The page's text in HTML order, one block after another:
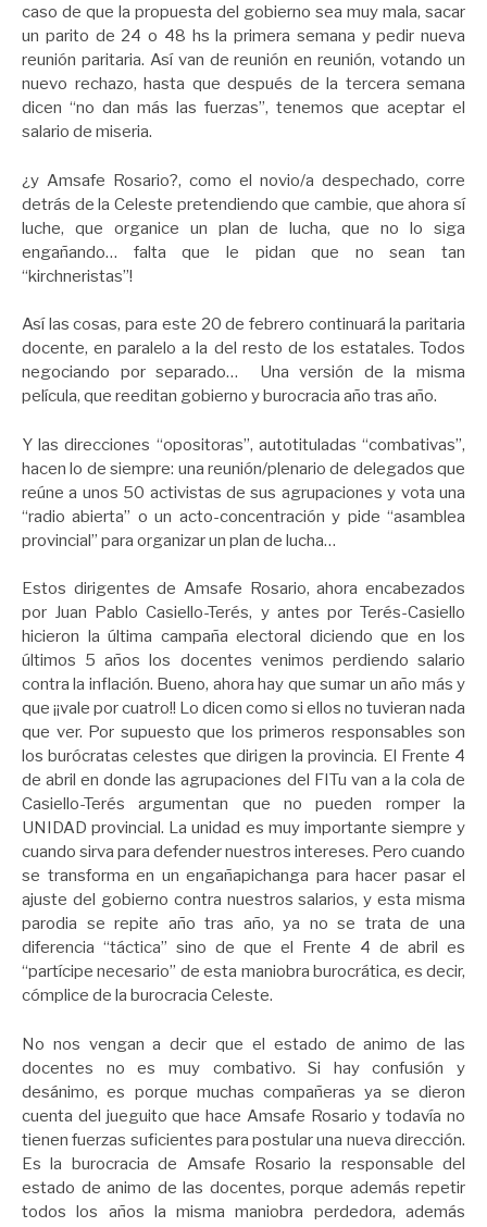
caso de que la propuesta del gobierno sea muy mala, sacar
un parito de 24 o 48 hs la primera semana y pedir nueva
reunión paritaria. Así van de reunión en reunión, votando un
nuevo rechazo, hasta que después de la tercera semana
dicen “no dan más las fuerzas”, tenemos que aceptar el
salario de miseria.
¿y Amsafe Rosario?, como el novio/a despechado, corre
detrás de la Celeste pretendiendo que cambie, que ahora sí
luche, que organice un plan de lucha, que no lo siga
engañando… falta que le pidan que no sean tan
“kirchneristas”!
Así las cosas, para este 20 de febrero continuará la paritaria
docente, en paralelo a la del resto de los estatales. Todos
negociando por separado… Una versión de la misma
película, que reeditan gobierno y burocracia año tras año.
Y las direcciones “opositoras”, autotituladas “combativas”,
hacen lo de siempre: una reunión/plenario de delegados que
reúne a unos 50 activistas de sus agrupaciones y vota una
“radio abierta” o un acto-concentración y pide “asamblea
provincial” para organizar un plan de lucha…
Estos dirigentes de Amsafe Rosario, ahora encabezados
por Juan Pablo Casiello-Terés, y antes por Terés-Casiello
hicieron la última campaña electoral diciendo que en los
últimos 5 años los docentes venimos perdiendo salario
contra la inflación. Bueno, ahora hay que sumar un año más y
que ¡¡vale por cuatro!! Lo dicen como si ellos no tuvieran nada
que ver. Por supuesto que los primeros responsables son
los burócratas celestes que dirigen la provincia. El Frente 4
de abril en donde las agrupaciones del FITu van a la cola de
Casiello-Terés argumentan que no pueden romper la
UNIDAD provincial. La unidad es muy importante siempre y
cuando sirva para defender nuestros intereses. Pero cuando
se transforma en un engañapichanga para hacer pasar el
ajuste del gobierno contra nuestros salarios, y esta misma
parodia se repite año tras año, ya no se trata de una
diferencia “táctica” sino de que el Frente 4 de abril es
“partícipe necesario” de esta maniobra burocrática, es decir,
cómplice de la burocracia Celeste.
No nos vengan a decir que el estado de animo de las
docentes no es muy combativo. Si hay confusión y
desánimo, es porque muchas compañeras ya se dieron
cuenta del jueguito que hace Amsafe Rosario y todavía no
tienen fuerzas suficientes para postular una nueva dirección.
Es la burocracia de Amsafe Rosario la responsable del
estado de animo de las docentes, porque además repetir
todos los años la misma maniobra perdedora, además